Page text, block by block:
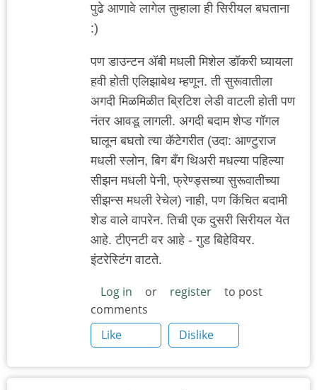
पुढे आणावे लागेल तुम्हाला ही सिरीयल बघताना
:)
पण डाउन्टन अ‍ॅबी मधली मिशेल डॉकरी घ्यायला
हवी होती एलिझाबेथ म्हणून. ती सुरूवातीला
अगदी मिळमिळीत ब्रिटिश लेडी वाटली होती पण
नंतर आवडू लागली. अगदी बदाम शेप्ड गॉगल
घालून बघतो त्या कॅटेगरीत (उदा: आण्टुराज
मधली स्लोन, बिग बँग थिअरी मधल्या पहिल्या
सीझन मधली पेनी, फ्रेण्ड्सच्या सुरूवातीच्या
सीझन्स मधली रेचेल) नाही, पण किंचित बदामी
शेड वाले वापरेन. तिची एक दुसरी सिरीयल येत
आहे. टीएनटी वर आहे - गुड बिहेवियर.
इंटरेस्टिंग वाटते.
Log in or register
to post
comments
Like
Dislike